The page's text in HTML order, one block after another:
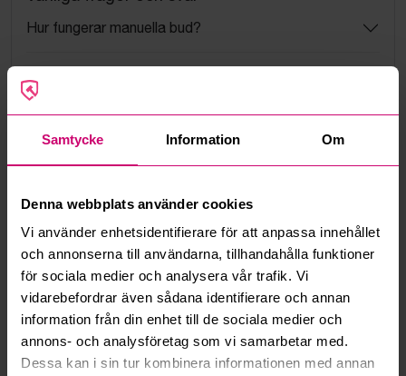
Samtycke Information Om
Denna webbplats använder cookies
Vi använder enhetsidentifierare för att anpassa innehållet
och annonserna till användarna, tillhandahålla funktioner
för sociala medier och analysera vår trafik. Vi
vidarebefordrar även sådana identifierare och annan
information från din enhet till de sociala medier och
annons- och analysföretag som vi samarbetar med.
Dessa kan i sin tur kombinera informationen med annan
Hur fungerar manuella bud?
Kan jag ångra ett bud?
Kan ni frakta mina vunna objekt?
Läs fler frågor och svar